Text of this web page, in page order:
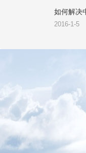
如何解决
2016-1-5